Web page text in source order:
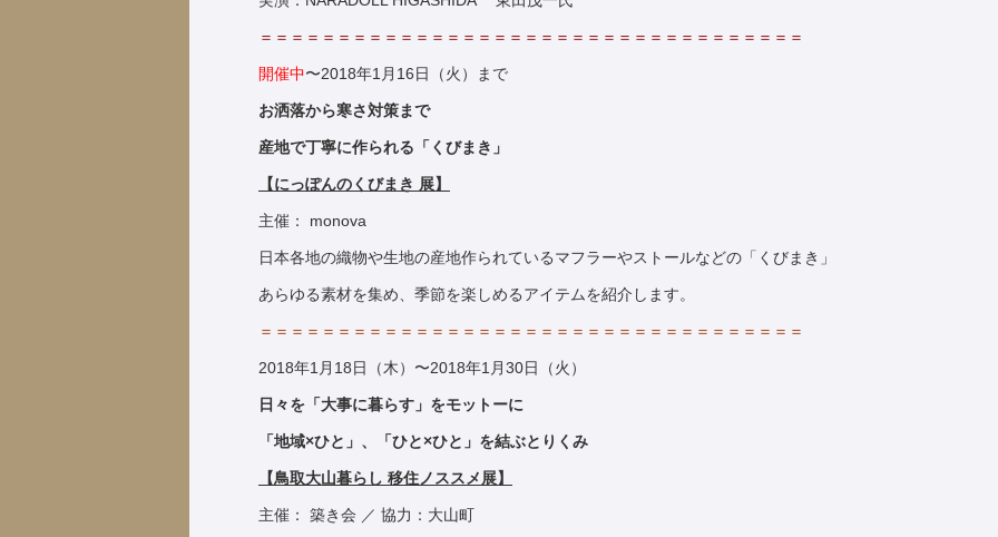
＝＝＝＝＝＝＝＝＝＝＝＝＝＝＝＝＝＝＝＝＝＝＝＝＝＝＝＝＝＝＝＝＝＝＝
開催中〜2018年1月16日（火）まで
お洒落から寒さ対策まで
産地で丁寧に作られる「くびまき」
【にっぽんのくびまき 展】
主催： monova
日本各地の織物や生地の産地作られているマフラーやストールなどの「くびまき」
あらゆる素材を集め、季節を楽しめるアイテムを紹介します。
＝＝＝＝＝＝＝＝＝＝＝＝＝＝＝＝＝＝＝＝＝＝＝＝＝＝＝＝＝＝＝＝＝＝＝
2018年1月18日（木）〜2018年1月30日（火）
日々を「大事に暮らす」をモットーに
「地域×ひと」、「ひと×ひと」を結ぶとりくみ
【鳥取大山暮らし 移住ノススメ展】
主催： 築き会 ／ 協力：大山町